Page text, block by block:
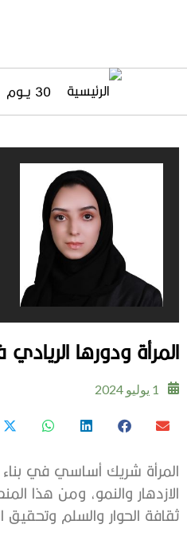
30 يــوم
المرأة ودورها
1 يوليو 2024
المرأة شريك أساسي في بناء
الازدهار والنمو، ومن هذا
ثقافة الحوار والسلم وتحقيق